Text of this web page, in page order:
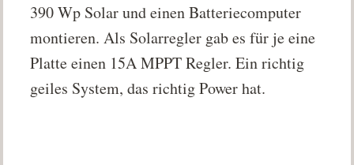
390 Wp Solar und einen Batteriecomputer
montieren. Als Solarregler gab es für je eine
Platte einen 15A MPPT Regler. Ein richtig
geiles System, das richtig Power hat.